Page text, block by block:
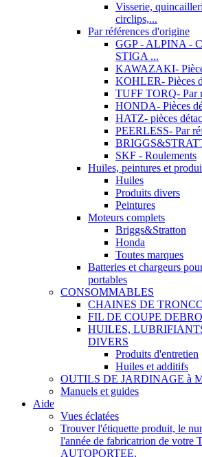
Visserie,
circlips,...
Par références d'origine
GGP - ALPINA -
STIGA ...
KAWAZAKI-
KOHLER- Pièces
TUFF TORQ- Par
HONDA- Pièces
HATZ- pièces
PEERLESS- Par
SKF - Roulements
Huiles, peintures et
Huiles
Produits divers
Peintures
Moteurs complets
Briggs&Stratton
Honda
Toutes marques
Batteries et chargeurs
portables
CONSOMMABLES
CHAINES DE
FIL DE COUPE
HUILES,
DIVERS
Produits d'entretien
Huiles et additifs
OUTILS DE JARDINAGE à
Manuels et guides
Aide
Vues éclatées
Trouver l'étiquette produit, le
l'année de fabricatrion de votre
AUTOPORTEE.